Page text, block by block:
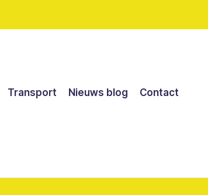
Transport Nieuws blog Contact